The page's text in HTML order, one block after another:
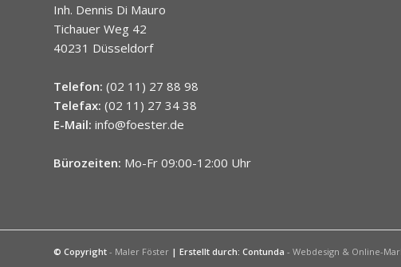
Inh. Dennis Di Mauro
Tichauer Weg 42
40231 Düsseldorf
Telefon: (02 11) 27 88 98
Telefax: (02 11) 27 34 38
E-Mail: info@foester.de
Bürozeiten: Mo-Fr 09:00-12:00 Uhr
© Copyright - Maler Föster | Erstellt durch: Contunda - Webdesign & Online-